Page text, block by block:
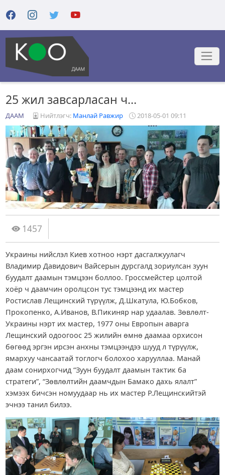
25 жил завсарласан ч…
ДААМ Нийтлэгч: Манлай Равжир 2018-05-01 09:11
1457
Украины нийслэл Киев хотноо нэрт дасгалжуулагч
Владимир Давидович Вайсерын дурсгалд зориулсан зуун
буудалт даамын тэмцээн боллоо. Гроссмейстер цолтой
хоёр ч даамчин оролцсон тус тэмцээнд их мастер
Ростислав Лещинский түрүүлж, Д.Шкатула, Ю.Бобков,
Прокопенко, А.Иванов, В.Пикиняр нар удаалав. Зөвлөлт-
Украины нэрт их мастер, 1977 оны Европын аварга
Лещинский одоогоос 25 жилийн өмнө даамаа орхисон
бөгөөд эргэн ирсэн анхны тэмцээндээ шууд л түрүүлж,
ямархуу чансаатай тоглогч болохоо харууллаа. Манай
даам сонирхогчид “Зуун буудалт даамын тактик ба
стратеги”, “Зөвлөлтийн даамчдын Бамако дахь ялалт”
хэмээх бичсэн номуудаар нь их мастер Р.Лещинскийтэй
эчнээ танил билээ.